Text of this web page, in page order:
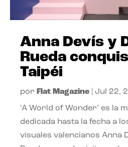
Anna Devís y
Rueda
Taipéi
por Flat Magazine| Jul 22,
‘A World of Wonder’ es la
dedicada hasta la fecha a
visuales valencianos Anna